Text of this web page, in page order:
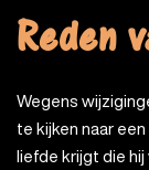
Reden
Wegens wijzigingen in werk situatie ben ik genoodzaakt om
te kijken naar
liefde krijgt die